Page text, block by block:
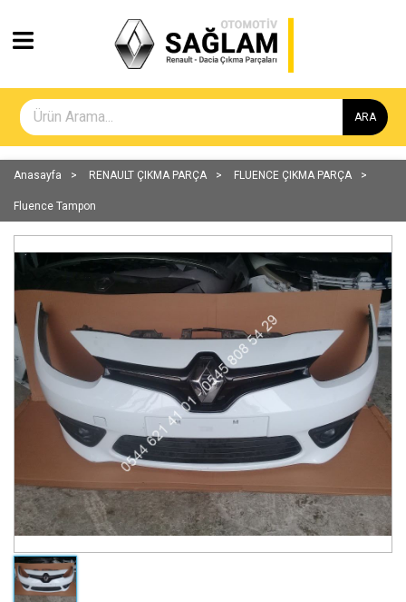
ARA
Anasayfa RENAULT ÇIKMA PARÇA FLUENCE ÇIKMA PARÇA
Fluence Tampon